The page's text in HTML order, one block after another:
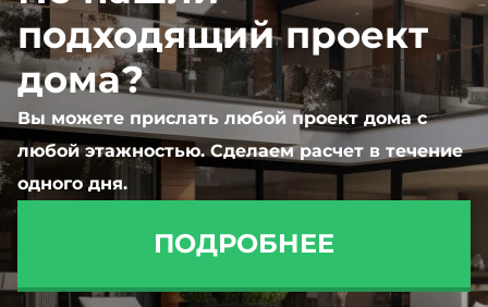
подходящий проект
дома?
Вы можете прислать любой проект дома с
любой этажностью. Сделаем расчет в течение
одного дня.
ПОДРОБНЕЕ